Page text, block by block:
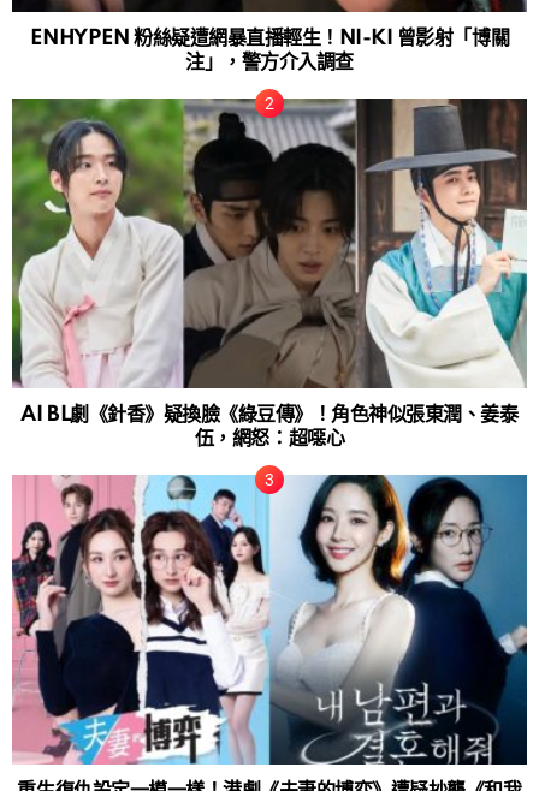
ENHYPEN 粉絲疑遭網暴直播輕生！NI-KI 曾影射「博關
注」，警方介入調查
AI BL劇《針香》疑換臉《綠豆傳》！角色神似張東潤、姜泰
伍，網怒：超噁心